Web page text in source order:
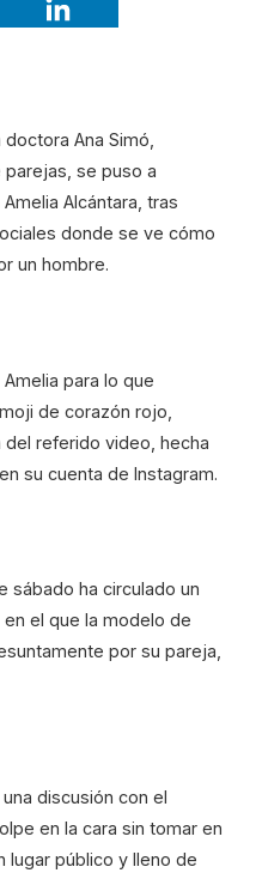
Ana Simó,
se puso a
Alcántara, tras
donde se ve cómo
un hombre.
para lo que
de corazón rojo,
referido video, hecha
su cuenta de Instagram.
sábado ha circulado un
el que la modelo de
por su pareja,
discusión con el
en la cara sin tomar en
lugar público y lleno de